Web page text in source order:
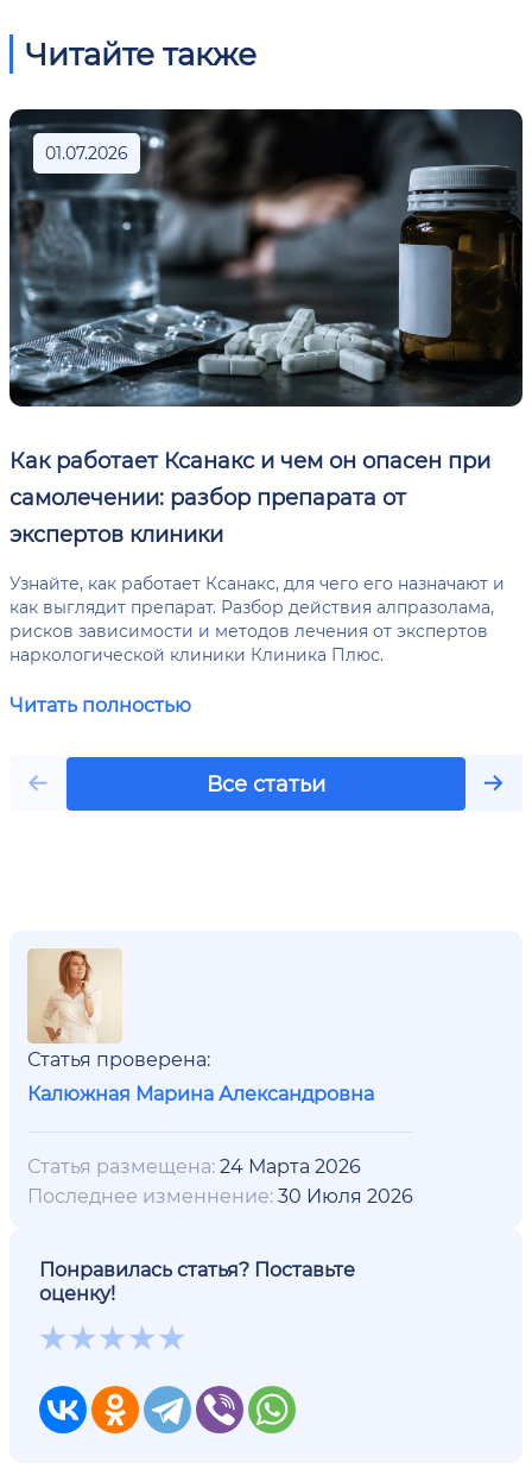
Читайте также
01.07.2026
Как работает Ксанакс и чем он опасен при
самолечении: разбор препарата от
экспертов клиники
Узнайте, как работает Ксанакс, для чего его назначают и
как выглядит препарат. Разбор действия алпразолама,
рисков зависимости и методов лечения от экспертов
наркологической клиники Клиника Плюс.
Читать полностью
Все статьи
Статья проверена:
Калюжная Марина Александровна
Статья размещена:24 Марта 2026
Последнее изменнение:30 Июля 2026
Понравилась статья? Поставьте
оценку!